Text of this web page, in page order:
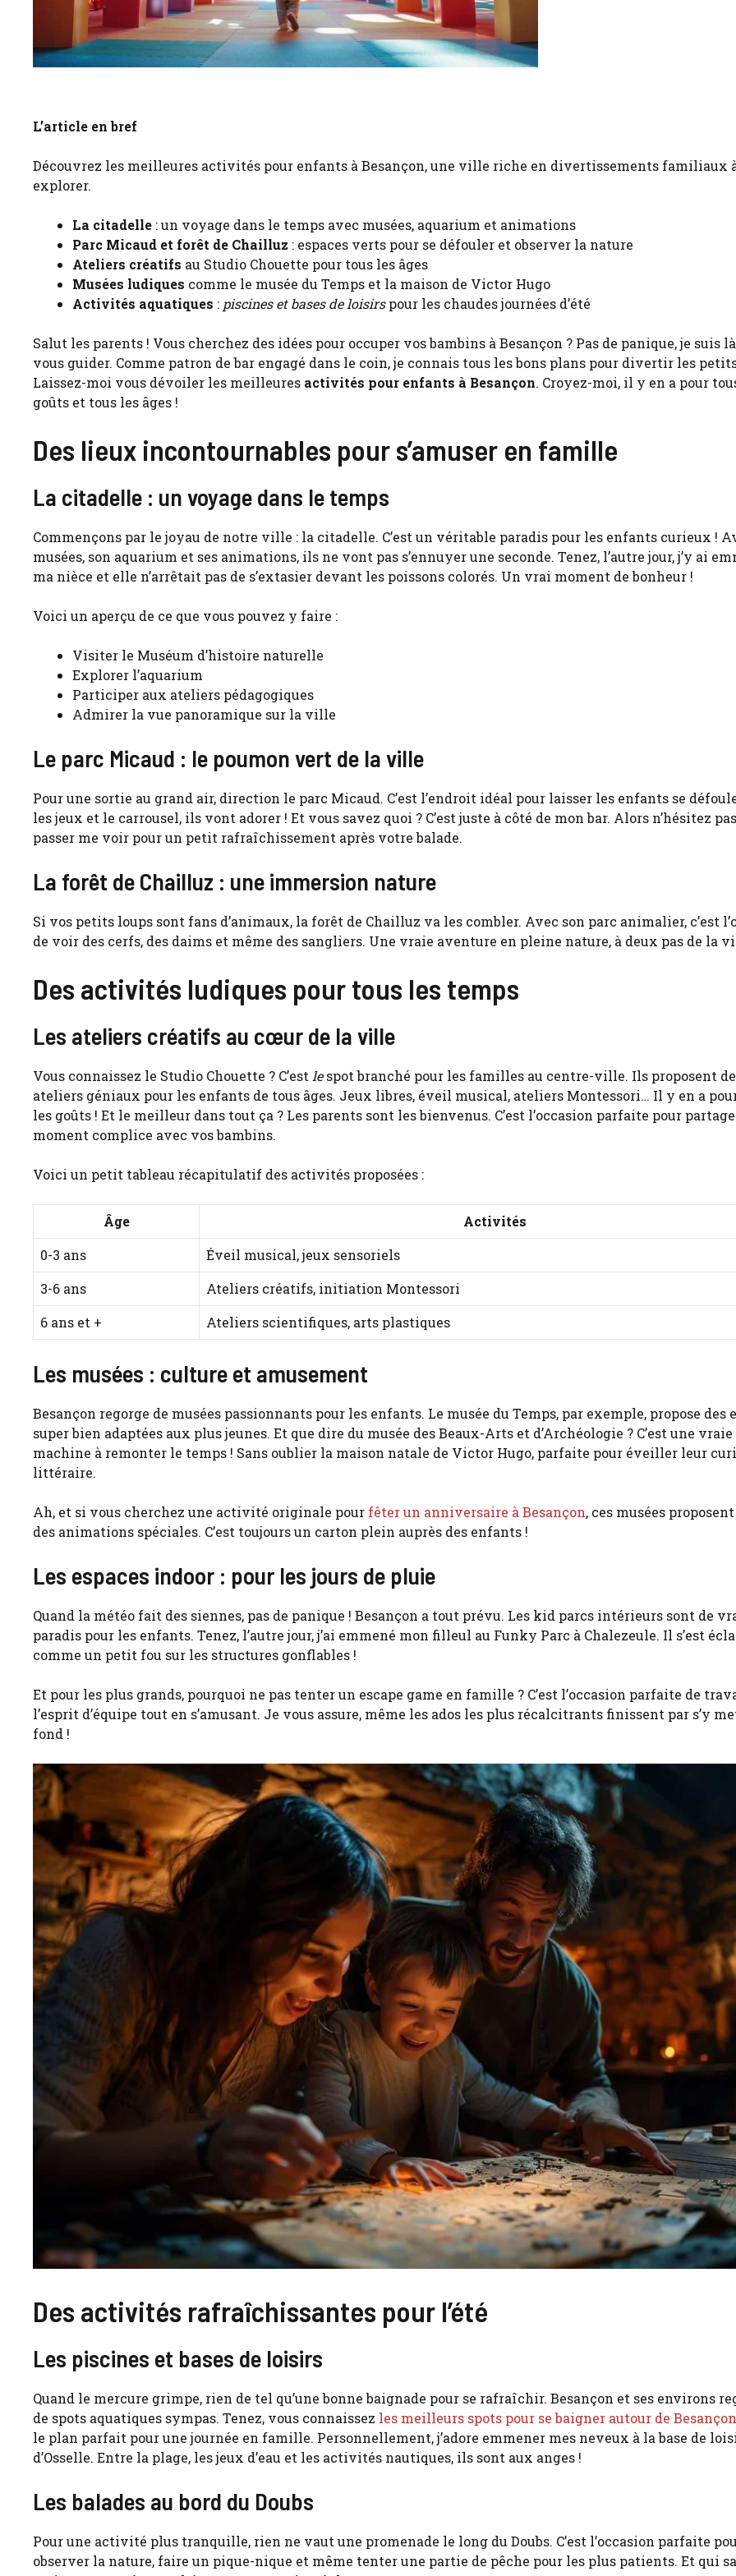
L’article en bref
Découvrez les meilleures activités pour enfants à Besançon, une ville riche en divertissements familiaux
explorer.
La citadelle : un voyage dans le temps avec musées, aquarium et animations
Parc Micaud et forêt de Chailluz : espaces verts pour se défouler et observer la nature
Ateliers créatifs au Studio Chouette pour tous les âges
Musées ludiques comme le musée du Temps et la maison de Victor Hugo
Activités aquatiques : piscines et bases de loisirspour les chaudes journées d’été
Salut les parents ! Vous cherchez des idées pour occuper vos bambins à Besançon ? Pas de panique, je suis
vous guider. Comme patron de bar engagé dans le coin, je connais tous les bons plans pour divertir les
Laissez-moi vous dévoiler les meilleures activités pour enfants à Besançon. Croyez-moi, il y en a pour
goûts et tous les âges !
Des lieux incontournables pour s’amuser en famille
La citadelle : un voyage dans le temps
Commençons par le joyau de notre ville : la citadelle. C’est un véritable paradis pour les enfants curieux !
musées, son aquarium et ses animations, ils ne vont pas s’ennuyer une seconde. Tenez, l’autre jour, j’y ai
ma nièce et elle n’arrêtait pas de s’extasier devant les poissons colorés. Un vrai moment de bonheur !
Voici un aperçu de ce que vous pouvez y faire :
Visiter le Muséum d’histoire naturelle
Explorer l’aquarium
Participer aux ateliers pédagogiques
Admirer la vue panoramique sur la ville
Le parc Micaud : le poumon vert de la ville
Pour une sortie au grand air, direction le parc Micaud. C’est l’endroit idéal pour laisser les enfants se
les jeux et le carrousel, ils vont adorer ! Et vous savez quoi ? C’est juste à côté de mon bar. Alors n’hésitez
passer me voir pour un petit rafraîchissement après votre balade.
La forêt de Chailluz : une immersion nature
Si vos petits loups sont fans d’animaux, la forêt de Chailluz va les combler. Avec son parc animalier, c’est
de voir des cerfs, des daims et même des sangliers. Une vraie aventure en pleine nature, à deux pas de la
Des activités ludiques pour tous les temps
Les ateliers créatifs au cœur de la ville
Vous connaissez le Studio Chouette ? C’est lespot branché pour les familles au centre-ville. Ils proposent
ateliers géniaux pour les enfants de tous âges. Jeux libres, éveil musical, ateliers Montessori… Il y en a
les goûts ! Et le meilleur dans tout ça ? Les parents sont les bienvenus. C’est l’occasion parfaite pour
moment complice avec vos bambins.
Voici un petit tableau récapitulatif des activités proposées :
Âge
Activités
0-3 ans
Éveil musical, jeux sensoriels
3-6 ans
Ateliers créatifs, initiation Montessori
6 ans et +
Ateliers scientifiques, arts plastiques
Les musées : culture et amusement
Besançon regorge de musées passionnants pour les enfants. Le musée du Temps, par exemple, propose des
super bien adaptées aux plus jeunes. Et que dire du musée des Beaux-Arts et d’Archéologie ? C’est une vraie
machine à remonter le temps ! Sans oublier la maison natale de Victor Hugo, parfaite pour éveiller leur
littéraire.
Ah, et si vous cherchez une activité originale pour fêter un anniversaire à Besançon, ces musées
des animations spéciales. C’est toujours un carton plein auprès des enfants !
Les espaces indoor : pour les jours de pluie
Quand la météo fait des siennes, pas de panique ! Besançon a tout prévu. Les kid parcs intérieurs sont de
paradis pour les enfants. Tenez, l’autre jour, j’ai emmené mon filleul au Funky Parc à Chalezeule. Il s’est
comme un petit fou sur les structures gonflables !
Et pour les plus grands, pourquoi ne pas tenter un escape game en famille ? C’est l’occasion parfaite de
l’esprit d’équipe tout en s’amusant. Je vous assure, même les ados les plus récalcitrants finissent par s’y
fond !
Des activités rafraîchissantes pour l’été
Les piscines et bases de loisirs
Quand le mercure grimpe, rien de tel qu’une bonne baignade pour se rafraîchir. Besançon et ses environs
de spots aquatiques sympas. Tenez, vous connaissez les meilleurs spots pour se baigner autour de Besançon
le plan parfait pour une journée en famille. Personnellement, j’adore emmener mes neveux à la base de
d’Osselle. Entre la plage, les jeux d’eau et les activités nautiques, ils sont aux anges !
Les balades au bord du Doubs
Pour une activité plus tranquille, rien ne vaut une promenade le long du Doubs. C’est l’occasion parfaite
observer la nature, faire un pique-nique et même tenter une partie de pêche pour les plus patients. Et qui